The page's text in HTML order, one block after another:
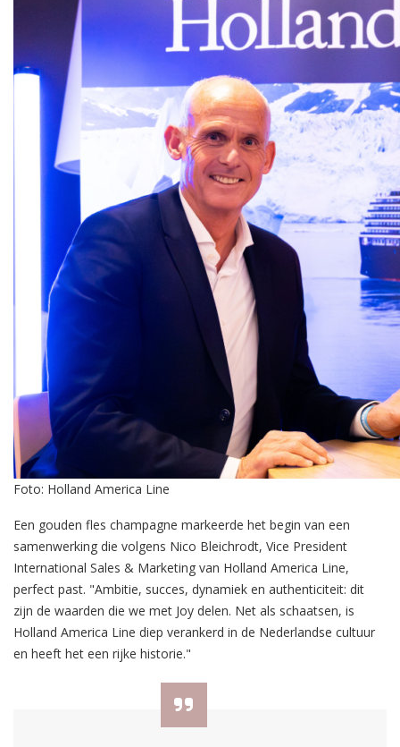
Foto: Holland America Line
Een gouden fles champagne markeerde het begin van een
samenwerking die volgens Nico Bleichrodt, Vice President
International Sales & Marketing van Holland America Line,
perfect past. "Ambitie, succes, dynamiek en authenticiteit: dit
zijn de waarden die we met Joy delen. Net als schaatsen, is
Holland America Line diep verankerd in de Nederlandse cultuur
en heeft het een rijke historie."